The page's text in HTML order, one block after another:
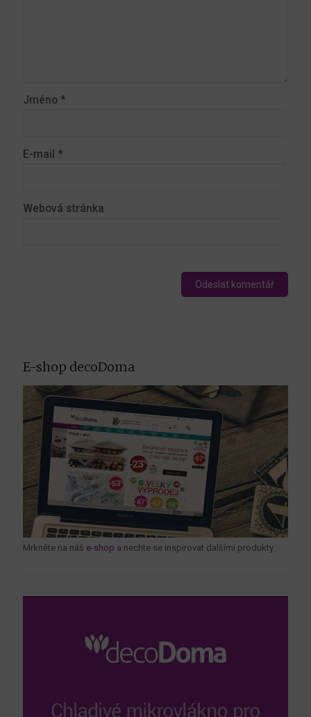
Jméno *
E-mail *
Webová stránka
E-shop decoDoma
Mrkněte na náš e-shop a nechte se inspirovat dalšími produkty.